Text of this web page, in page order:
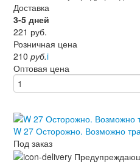
Доставка
3-5 дней
221 руб.
Розничная цена
210 руб.i
Оптовая цена
W 27 Осторожно. Возможно
Под заказ